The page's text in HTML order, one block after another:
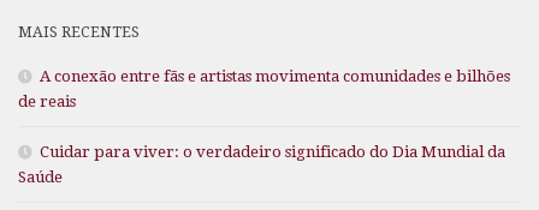
MAIS RECENTES
A conexão entre fãs e artistas movimenta comunidades e bilhões
de reais
Cuidar para viver: o verdadeiro significado do Dia Mundial da
Saúde